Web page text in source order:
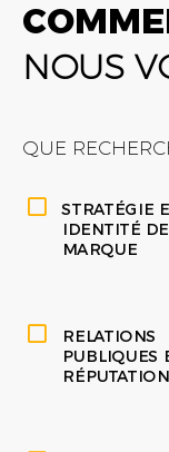
NOUS
QUE
STRATÉGIE
IDENTITÉ DE
MARQUE
RELATIONS
PUBLIQUES
RÉPUTATION